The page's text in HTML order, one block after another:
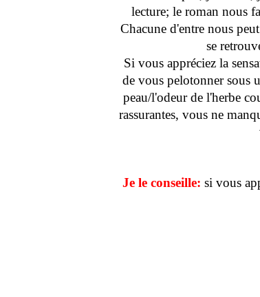
lecture; le roman nous
Chacune d'entre nous
se
Si vous appréciez la
de vous pelotonner sous
peau/l'odeur de l'herbe
rassurantes, vous ne
Je le conseille: si vous